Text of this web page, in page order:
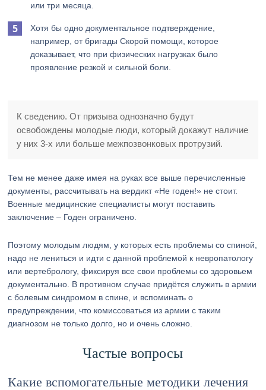
или три месяца.
Хотя бы одно документальное подтверждение,
например, от бригады Скорой помощи, которое
доказывает, что при физических нагрузках было
проявление резкой и сильной боли.
К сведению. От призыва однозначно будут
освобождены молодые люди, который докажут наличие
у них 3-х или больше межпозвонковых протрузий.
Тем не менее даже имея на руках все выше перечисленные
документы, рассчитывать на вердикт «Не годен!» не стоит.
Военные медицинские специалисты могут поставить
заключение – Годен ограничено.
Поэтому молодым людям, у которых есть проблемы со спиной,
надо не лениться и идти с данной проблемой к невропатологу
или вертебрологу, фиксируя все свои проблемы со здоровьем
документально. В противном случае придётся служить в армии
с болевым синдромом в спине, и вспоминать о
предупреждении, что комиссоваться из армии с таким
диагнозом не только долго, но и очень сложно.
Частые вопросы
Какие вспомогательные методики лечения